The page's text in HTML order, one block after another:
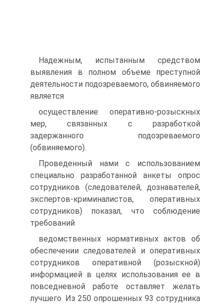
Надежным, испытанным средством
выявления в полном объеме преступной
деятельности подозреваемого, обвиняемого
является
осуществление оперативно-розыскных
мер, связанных с разработкой
задержанного подозреваемого
(обвиняемого).
Проведенный нами с использованием
специально разработанной анкеты опрос
сотрудников (следователей, дознавателей,
экспертов-криминалистов, оперативных
сотрудников) показал, что соблюдение
требований
ведомственных нормативных актов об
обеспечении следователей и оперативных
сотрудников оперативной (розыскной)
информацией в целях использования ее в
повседневной работе оставляет желать
лучшего. Из 250 опрошенных 93 сотрудника